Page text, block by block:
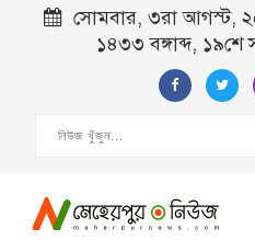
সোমবার, ৩রা আগস্ট,
১৪৩৩ বঙ্গাব্দ,